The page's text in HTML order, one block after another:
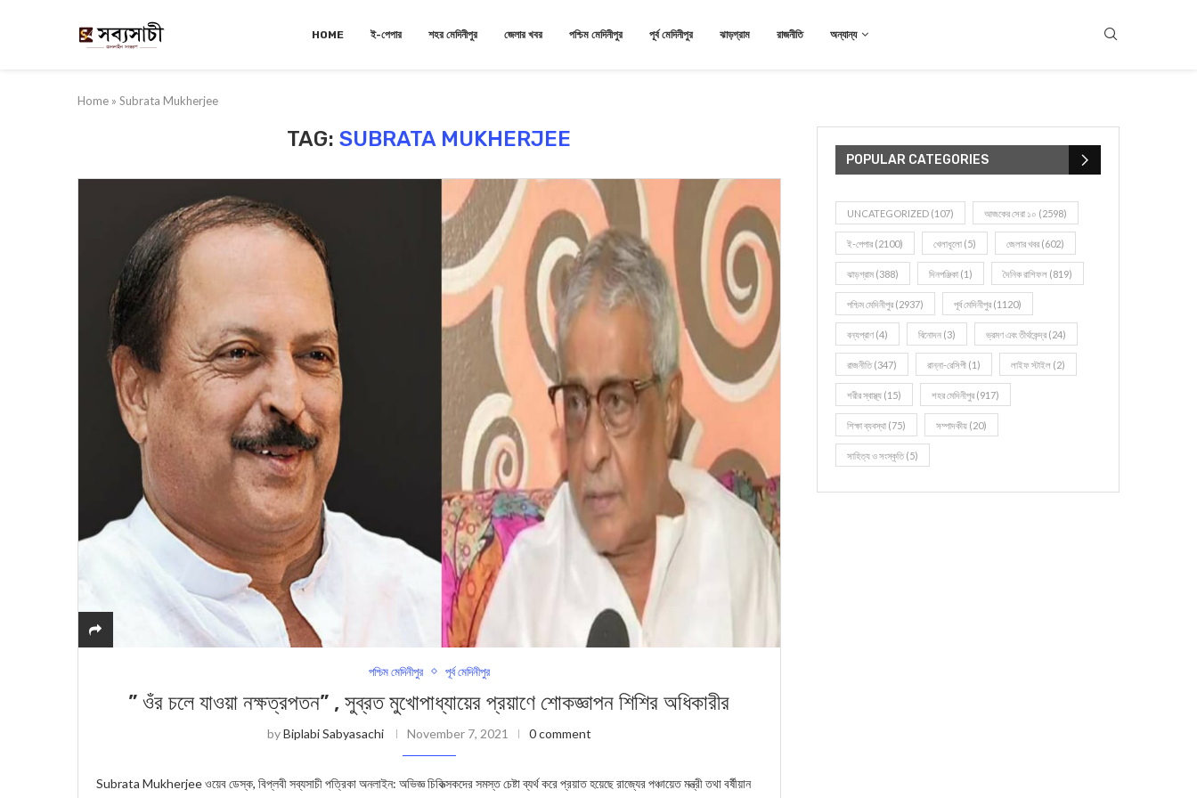
HOME ই-পেপার শহর মেদিনীপুর জেলার খবর পশ্চিম মেদিনীপুর পূর্ব মেদিনীপুর ঝাড়গ্রাম রাজনীতি অন্যান্য
Home » Subrata Mukherjee
TAG:SUBRATA MUKHERJEE
পশ্চিম মেদিনীপুর পূর্ব মেদিনীপুর
” ওঁর চলে যাওয়া নক্ষত্রপতন” , সুব্রত মুখোপাধ্যায়ের প্রয়াণে শোকজ্ঞাপন শিশির অধিকারীর
byBiplabi Sabyasachi November 7, 2021 0 comment
Subrata Mukherjee ওয়েব ডেস্ক, বিপ্লবী সব্যসাচী পত্রিকা অনলাইন: অভিজ্ঞ চিকিত্‍সকদের সমস্ত চেষ্টা ব্যর্থ করে প্রয়াত হয়েছে রাজ্যের পঞ্চায়েত মন্ত্রী তথা বর্ষীয়ান
POPULAR CATEGORIES
UNCATEGORIZED (107) আজকের সেরা ১০ (2598)
ই-পেপার (2100) খেলাধূলো (5) জেলার খবর (602)
ঝাড়গ্রাম (388) দিনপঞ্জিকা (1) দৈনিক রাশিফল (819)
পশ্চিম মেদিনীপুর (2937) পূর্ব মেদিনীপুর (1120)
বন্যপ্রাণ (4) বিনোদন (3) ভ্রমণ এবং তীর্থকেন্দ্র (24)
রাজনীতি(347) রান্না-রেসিপী (1) লাইফ স্টাইল (2)
শরীর স্বাস্থ্য (15) শহর মেদিনীপুর (917)
শিক্ষা ব্যবস্থা (75) সম্পাদকীয় (20)
সাহিত্য ও সংস্কৃতি(5)